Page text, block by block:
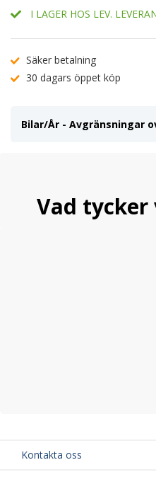
I LAGER HOS LEV.
Säker betalning
30 dagars öppet köp
Bilar/År - Avgränsningar
Vad
Kontakta oss